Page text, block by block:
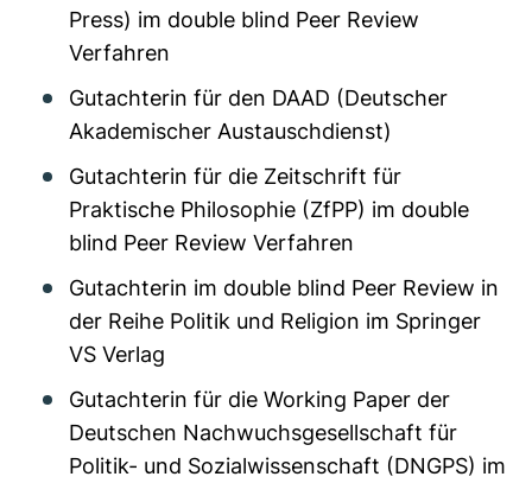
Press) im double blind Peer Review
Verfahren
Gutachterin für den DAAD (Deutscher
Akademischer Austauschdienst)
Gutachterin für die Zeitschrift für
Praktische Philosophie (ZfPP) im double
blind Peer Review Verfahren
Gutachterin im double blind Peer Review in
der Reihe Politik und Religion im Springer
VS Verlag
Gutachterin für die Working Paper der
Deutschen Nachwuchsgesellschaft für
Politik- und Sozialwissenschaft (DNGPS) im